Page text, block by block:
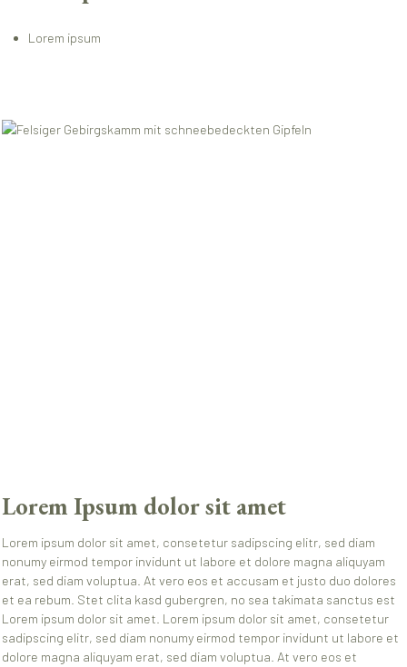
Lorem ipsum
Lorem Ipsum dolor sit amet
Lorem ipsum dolor sit amet, consetetur sadipscing elitr, sed diam
nonumy eirmod tempor invidunt ut labore et dolore magna aliquyam
erat, sed diam voluptua. At vero eos et accusam et justo duo dolores
et ea rebum. Stet clita kasd gubergren, no sea takimata sanctus est
Lorem ipsum dolor sit amet. Lorem ipsum dolor sit amet, consetetur
sadipscing elitr, sed diam nonumy eirmod tempor invidunt ut labore et
dolore magna aliquyam erat, sed diam voluptua. At vero eos et